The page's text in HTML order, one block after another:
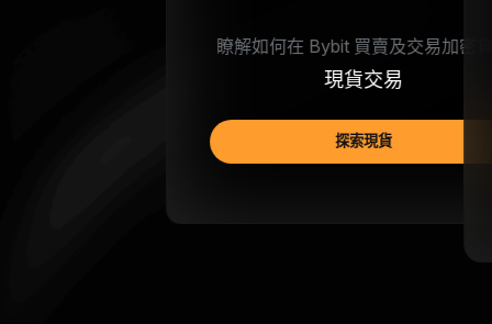
從零開始學交易：註冊 + 首單全攻略